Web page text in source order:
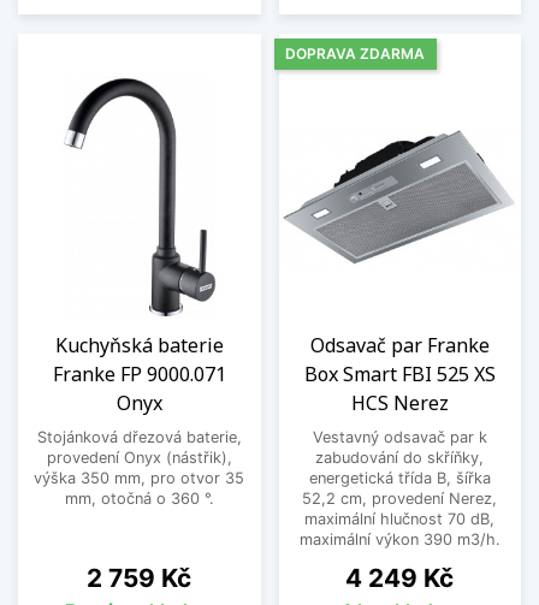
Kuchyňská baterie
Franke FP 9000.071
Onyx
Stojánková dřezová baterie,
provedení Onyx (nástřik),
výška 350 mm, pro otvor 35
mm, otočná o 360 °.
Cena
2 759 Kč
Odsavač par Franke
Box Smart FBI 525 XS
HCS Nerez
Vestavný odsavač par k
zabudování do skříňky,
energetická třída B, šířka
52,2 cm, provedení Nerez,
maximální hlučnost 70 dB,
maximální výkon 390 m3/h.
Cena
4 249 Kč
DOPRAVA ZDARMA